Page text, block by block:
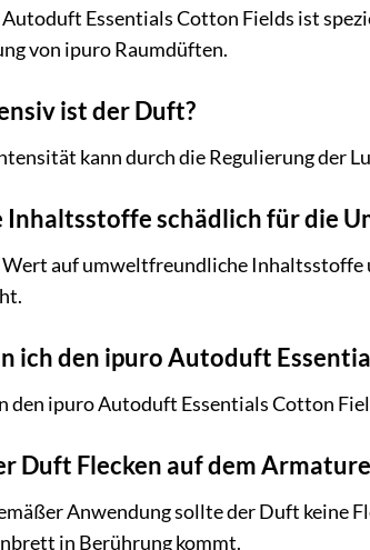
Essentials Cotton Fields ist
von ipuro Raumdüften.
ist der Duft?
kann durch die Regulierung der
Inhaltsstoffe schädlich für die
auf umweltfreundliche Inhaltsstoffe
ich den ipuro Autoduft
den ipuro Autoduft Essentials Cotton
Duft Flecken auf dem
Anwendung sollte der Duft keine
in Berührung kommt.